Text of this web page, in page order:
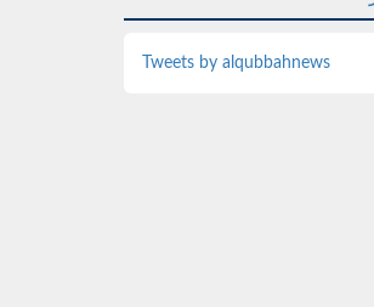
Tweets by alqubbahnews